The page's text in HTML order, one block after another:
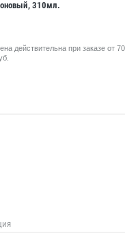
310мл.
действительна при заказе от